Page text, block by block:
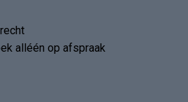
alléén op afspraak